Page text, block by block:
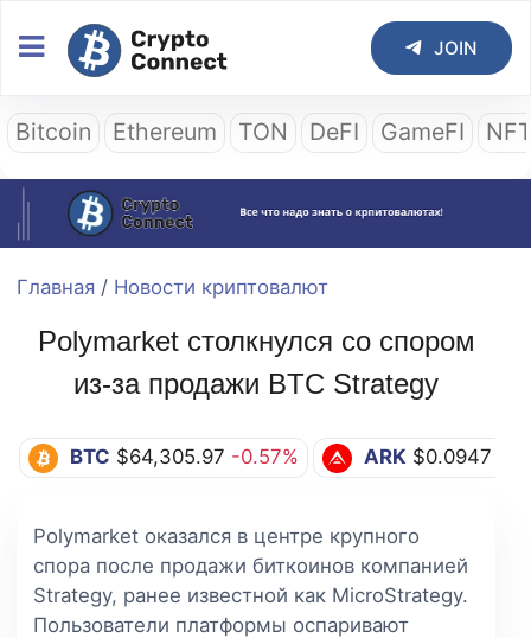
JOIN
Bitcoin Ethereum TON DeFI GameFI
Главная / Новости криптовалют
Polymarket столкнулся со спором
из-за продажи BTC Strategy
BTC $64,305.97 -0.57% ARK $0.0947
Polymarket оказался в центре крупного
спора после продажи биткоинов компанией
Strategy, ранее известной как MicroStrategy.
Пользователи платформы оспаривают